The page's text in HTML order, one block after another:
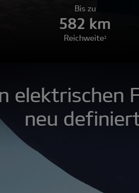
Bis zu
582 km
Reichweite2
elektrischen
neu